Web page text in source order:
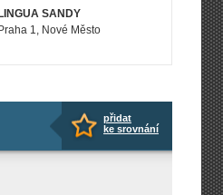
LINGUA SANDY
Praha 1, Nové Město
přidat
ke srovnání